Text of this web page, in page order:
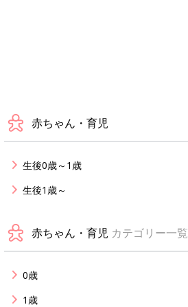
赤ちゃん・育児
生後0歳～1歳
生後1歳～
赤ちゃん・育児 カテゴリー一覧
0歳
1歳